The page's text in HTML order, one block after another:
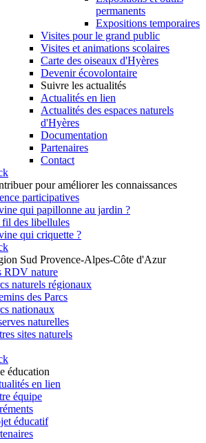
permanents
Expositions temporaires
Visites pour le grand public
Visites et animations scolaires
Carte des oiseaux d'Hyères
Devenir écovolontaire
Suivre les actualités
Actualités en lien
Actualités des espaces naturels
d'Hyères
Documentation
Partenaires
Contact
pour améliorer les connaissances
participatives
qui papillonne au jardin ?
des libellules
qui criquette ?
Sud Provence-Alpes-Côte d'Azur
RDV nature
naturels régionaux
des Parcs
nationaux
naturelles
sites naturels
éducation
en lien
équipe
éducatif